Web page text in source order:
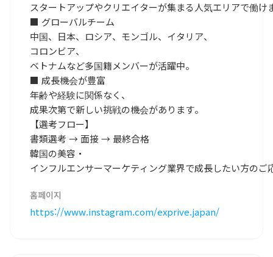
スタートアップやクリエイターが集まる人気エリアで働け
■ グローバルチーム
中国、日本、ロシア、モンゴル、イタリア、
コロンビア、
ベトナムなど多国籍メンバーが活躍中。
■ 成長機会が豊富
年齢や経験に関係なく、
成果次第で新しい挑戦の機会があります。
【選考フロー】
書類選考 → 面接 → 最終合格
韓国の美容・
インフルエンサーマーケティング業界で成長したい方のご
홈페이지
https://www.instagram.com/exprive.japan/